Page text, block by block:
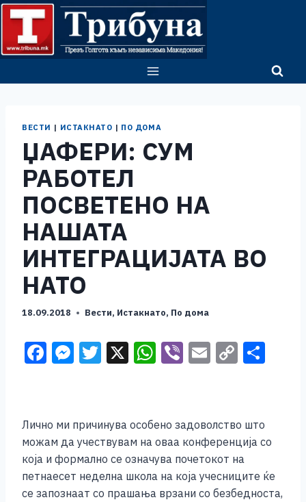
Skip
content
ВЕСТИ | ИСТАКНАТО | ПО ДОМА
ЏАФЕРИ: СУМ
РАБОТЕЛ
ПОСВЕТЕНО НА
НАШАТА
ИНТЕГРАЦИЈАТА ВО
НАТО
18.09.2018 Вести, Истакнато, По дома
F
e
b
o
o
M
e
n
g
er
T
er
X W
s
A
p
p
Vi E
l
C
y
Li
n
k
Лично ми причинува особено задоволство што
можам да учествувам на оваа конференција со
која и формално се означува почетокот на
петнаесет неделна школа на која учесниците ќе
се запознаат со прашања врзани со безбедноста,